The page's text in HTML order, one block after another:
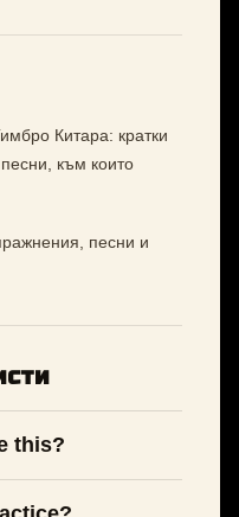
Китара: кратки
към които
песни и
this?